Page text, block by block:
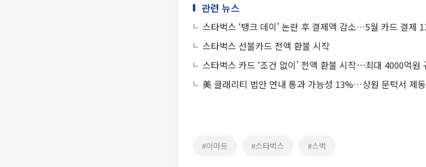
관련 뉴스
스타벅스 ‘탱크 데이’ 논란 후 결제액 감소…5월 카드 결제
스타벅스 선불카드 전액 환불 시작
스타벅스 카드 ‘조건 없이’ 전액 환불 시작⋯최대 4000억원
美 클래리티 법안 연내 통과 가능성 13%…상원 문턱서 제동
#이마트 #스타벅스 #스벅